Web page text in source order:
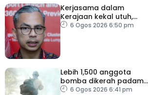
Kerjasama dalam
Kerajaan kekal utuh,
stabil6 Ogos 2026 6:50 pm
Lebih 1,500 anggota
bomba dikerah padam
kebakaran di Washington
6 Ogos 2026 6:41 pm